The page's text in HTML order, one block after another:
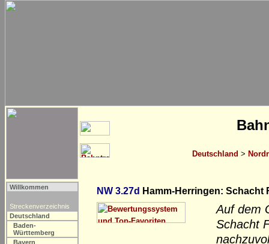
Deutschland >
Willkommen
Streckenverzeichnis
Deutschland
Baden-
Württemberg
Bayern
NW 3.27d Hamm-Herringen: Schacht
Auf dem
Schacht